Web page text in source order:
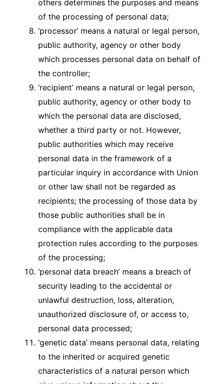
others determines the purposes and means
of the processing of personal data;
‘processor’ means a natural or legal person,
public authority, agency or other body
which processes personal data on behalf of
the controller;
‘recipient’ means a natural or legal person,
public authority, agency or other body to
which the personal data are disclosed,
whether a third party or not. However,
public authorities which may receive
personal data in the framework of a
particular inquiry in accordance with Union
or other law shall not be regarded as
recipients; the processing of those data by
those public authorities shall be in
compliance with the applicable data
protection rules according to the purposes
of the processing;
‘personal data breach’ means a breach of
security leading to the accidental or
unlawful destruction, loss, alteration,
unauthorized disclosure of, or access to,
personal data processed;
‘genetic data’ means personal data, relating
to the inherited or acquired genetic
characteristics of a natural person which